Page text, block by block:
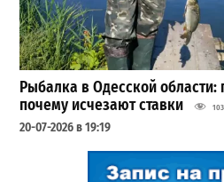
Рыбалка в Одесской области:
почему исчезают ставки
20-07-2026 в 19:19